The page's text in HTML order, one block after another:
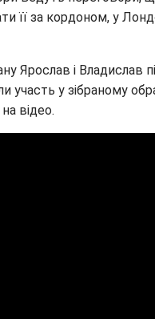
її за кордоном, у
Ярослав і Владислав
участь у зібраному
відео.